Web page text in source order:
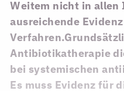
Weitem nicht in allen
ausreichende
Antibiotikatherapie
bei systemischen
Es muss Evidenz für